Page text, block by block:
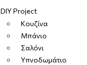
DIY Project
Κουζίνα
Μπάνιο
Σαλόνι
Υπνοδωμάτιο